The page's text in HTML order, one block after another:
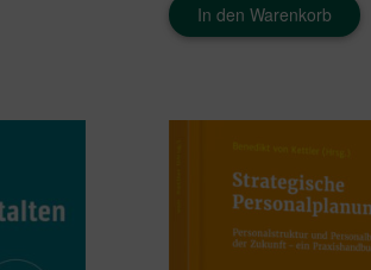
In den Warenkorb